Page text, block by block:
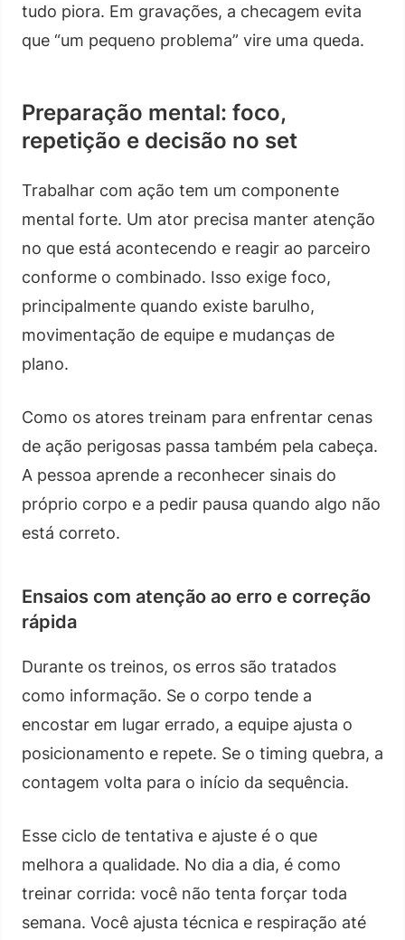
tudo piora. Em gravações, a checagem evita
que “um pequeno problema” vire uma queda.
Preparação mental: foco,
repetição e decisão no set
Trabalhar com ação tem um componente
mental forte. Um ator precisa manter atenção
no que está acontecendo e reagir ao parceiro
conforme o combinado. Isso exige foco,
principalmente quando existe barulho,
movimentação de equipe e mudanças de
plano.
Como os atores treinam para enfrentar cenas
de ação perigosas passa também pela cabeça.
A pessoa aprende a reconhecer sinais do
próprio corpo e a pedir pausa quando algo não
está correto.
Ensaios com atenção ao erro e correção
rápida
Durante os treinos, os erros são tratados
como informação. Se o corpo tende a
encostar em lugar errado, a equipe ajusta o
posicionamento e repete. Se o timing quebra, a
contagem volta para o início da sequência.
Esse ciclo de tentativa e ajuste é o que
melhora a qualidade. No dia a dia, é como
treinar corrida: você não tenta forçar toda
semana. Você ajusta técnica e respiração até